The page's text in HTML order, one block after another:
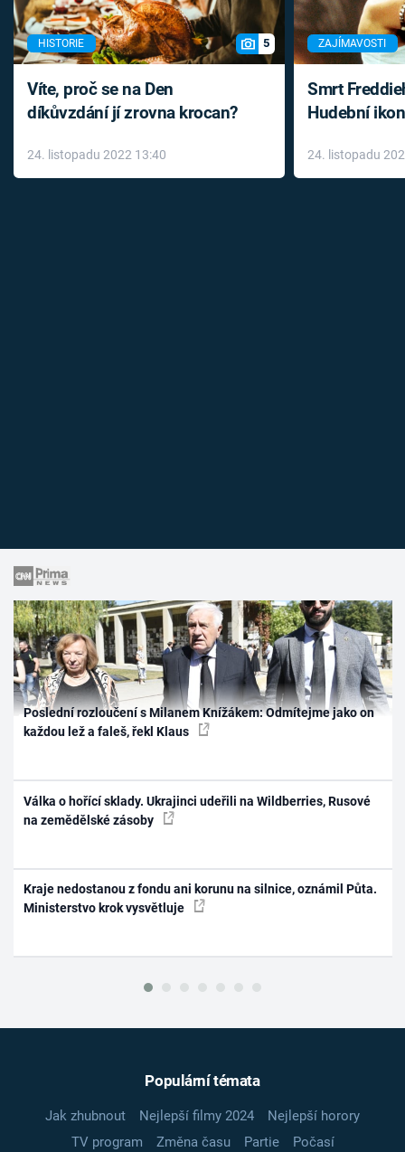
HISTORIE 5
Víte, proč se na Den
díkůvzdání jí zrovna krocan?
24. listopadu 2022 13:40
ZAJÍMAVOSTI
Smrt
Hudební
léky
24. listopadu
Poslední rozloučení s Milanem Knížákem: Odmítejme jako on
každou lež a faleš, řekl Klaus
Válka o hořící sklady. Ukrajinci udeřili na Wildberries, Rusové
na zemědělské zásoby
Kraje nedostanou z fondu ani korunu na silnice, oznámil Půta.
Ministerstvo krok vysvětluje
Populární témata
Jak zhubnout Nejlepší filmy 2024
Nejlepší horory
TV program
Změna času Partie
Počasí